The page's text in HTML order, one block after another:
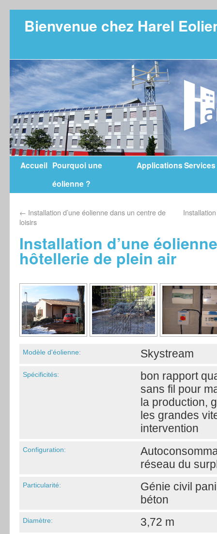
Bienvenue chez Harel
Accueil Pourquoi une
éolienne ?
ApplicationsServices
← Installation d’une éolienne dans un centre de
loisirs
Installation d’une
hôtellerie de plein air
Modèle d'éolienne: Skystream
Spécificités:
bon rapport
sans fil pour
la production,
les grandes
intervention
Configuration:
réseau du
Particularité:
Génie civil
béton
Diamètre: 3,72 m